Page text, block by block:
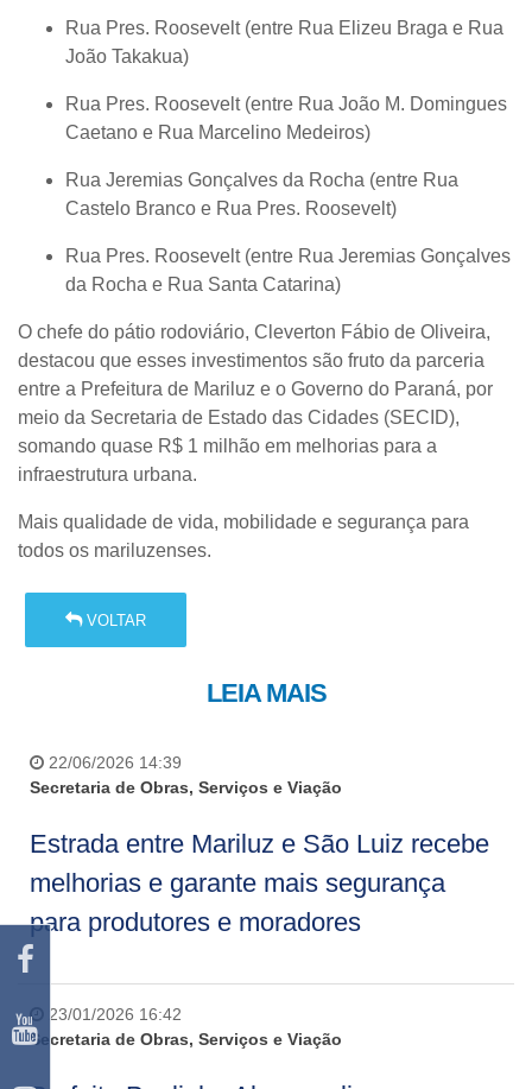
Rua Pres. Roosevelt (entre Rua Elizeu Braga e Rua
João Takakua)
Rua Pres. Roosevelt (entre Rua João M. Domingues
Caetano e Rua Marcelino Medeiros)
Rua Jeremias Gonçalves da Rocha (entre Rua
Castelo Branco e Rua Pres. Roosevelt)
Rua Pres. Roosevelt (entre Rua Jeremias Gonçalves
da Rocha e Rua Santa Catarina)
O chefe do pátio rodoviário, Cleverton Fábio de Oliveira,
destacou que esses investimentos são fruto da parceria
entre a Prefeitura de Mariluz e o Governo do Paraná, por
meio da Secretaria de Estado das Cidades (SECID),
somando quase R$ 1 milhão em melhorias para a
infraestrutura urbana.
Mais qualidade de vida, mobilidade e segurança para
todos os mariluzenses.
VOLTAR
LEIA MAIS
22/06/2026 14:39
Secretaria de Obras, Serviços e Viação
Estrada entre Mariluz e São Luiz recebe
melhorias e garante mais segurança
para produtores e moradores
23/01/2026 16:42
Secretaria de Obras, Serviços e Viação